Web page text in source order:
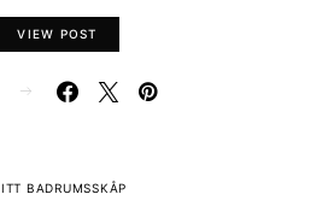
VIEW POST
BADRUMSSKÅP